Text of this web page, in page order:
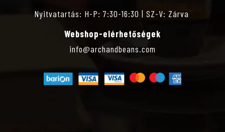
Nyitvatartás: H-P: 7:30-16:30 | SZ-V: Zárva
Webshop-elérhetőségek
info@archandbeans.com